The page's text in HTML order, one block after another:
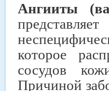
Ангииты
которое
сосудов
Причиной